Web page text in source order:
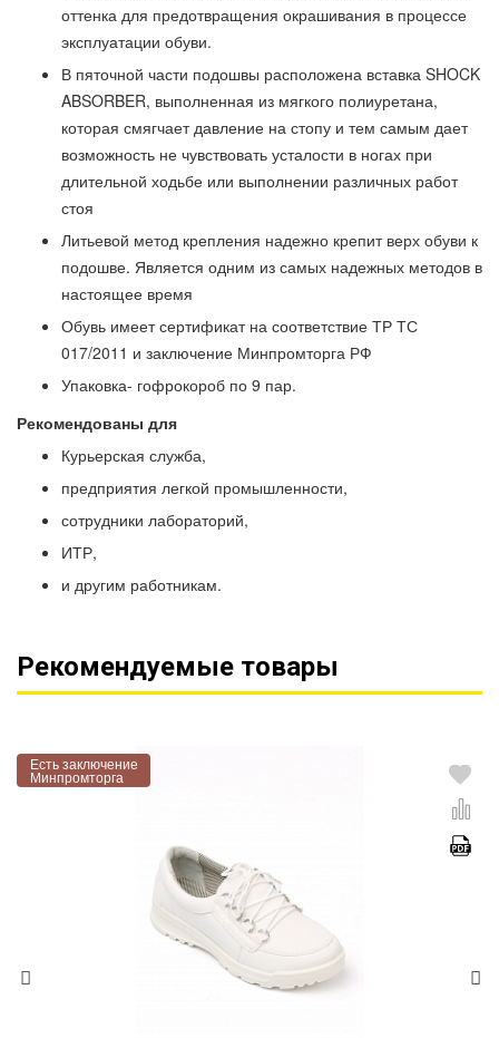
оттенка для предотвращения окрашивания в процессе
эксплуатации обуви.
В пяточной части подошвы расположена вставка SHOCK
ABSORBER, выполненная из мягкого полиуретана,
которая смягчает давление на стопу и тем самым дает
возможность не чувствовать усталости в ногах при
длительной ходьбе или выполнении различных работ
стоя
Литьевой метод крепления надежно крепит верх обуви к
подошве. Является одним из самых надежных методов в
настоящее время
Обувь имеет сертификат на соответствие ТР ТС
017/2011 и заключение Минпромторга РФ
Упаковка- гофрокороб по 9 пар.
Рекомендованы для
Курьерская служба,
предприятия легкой промышленности,
сотрудники лабораторий,
ИТР,
и другим работникам.
Рекомендуемые товары
Есть заключение
Минпромторга